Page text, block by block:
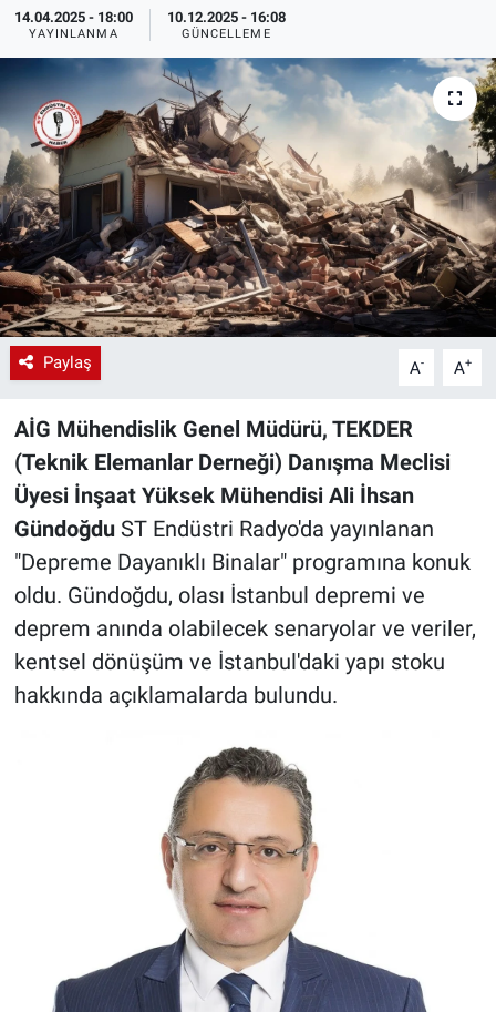
14.04.2025 - 18:00
YAYINLANMA
10.12.2025 - 16:08
GÜNCELLEME
Paylaş A- A+
AİG Mühendislik Genel Müdürü, TEKDER
(Teknik Elemanlar Derneği) Danışma Meclisi
Üyesi İnşaat Yüksek Mühendisi Ali İhsan
GündoğduST Endüstri Radyo'da yayınlanan
"Depreme Dayanıklı Binalar" programına konuk
oldu. Gündoğdu, olası İstanbul depremi ve
deprem anında olabilecek senaryolar ve veriler,
kentsel dönüşüm ve İstanbul'daki yapı stoku
hakkında açıklamalarda bulundu.